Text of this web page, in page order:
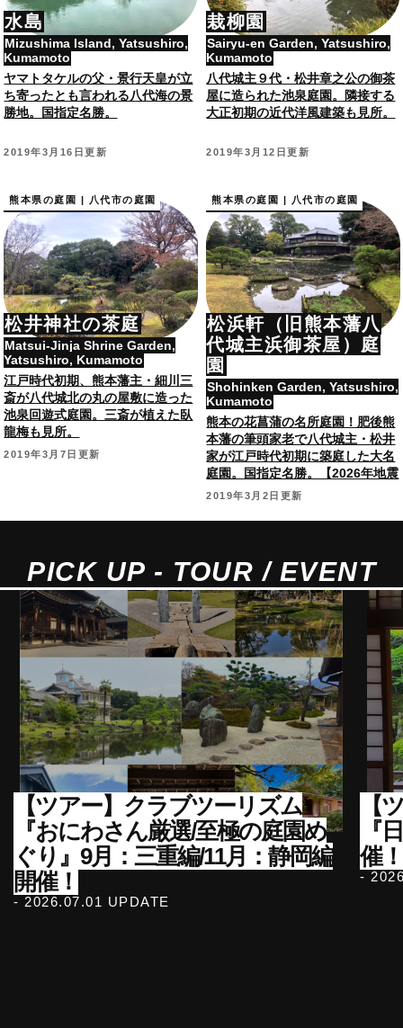
水島
Mizushima Island, Yatsushiro,
Kumamoto
ヤマトタケルの父・景行天皇が立
ち寄ったとも言われる八代海の景
勝地。国指定名勝。
2019年3月16日更新
栽柳園
Sairyu-en Garden, Yatsushiro,
Kumamoto
八代城主９代・松井章之公の御茶
屋に造られた池泉庭園。隣接する
大正初期の近代洋風建築も見所。
2019年3月12日更新
熊本県の庭園 | 八代市の庭園
松井神社の茶庭
Matsui-Jinja Shrine Garden,
Yatsushiro, Kumamoto
江戸時代初期、熊本藩主・細川三
斎が八代城北の丸の屋敷に造った
池泉回遊式庭園。三斎が植えた臥
龍梅も見所。
2019年3月7日更新
熊本県の庭園 | 八代市の庭園
松浜軒（旧熊本藩八
代城主浜御茶屋）庭
園
Shohinken Garden, Yatsushiro,
Kumamoto
熊本の花菖蒲の名所庭園！肥後熊
本藩の筆頭家老で八代城主・松井
家が江戸時代初期に築庭した大名
庭園。国指定名勝。【2026年地震
被害により休園】
2019年3月2日更新
PICK UP - TOUR / EVENT
【ツアー】クラブツーリズム
『おにわさん厳選/至極の庭園め
ぐり』9月：三重編/11月：静岡編
開催！
- 2026.07.01 UPDATE
【
『
催
-